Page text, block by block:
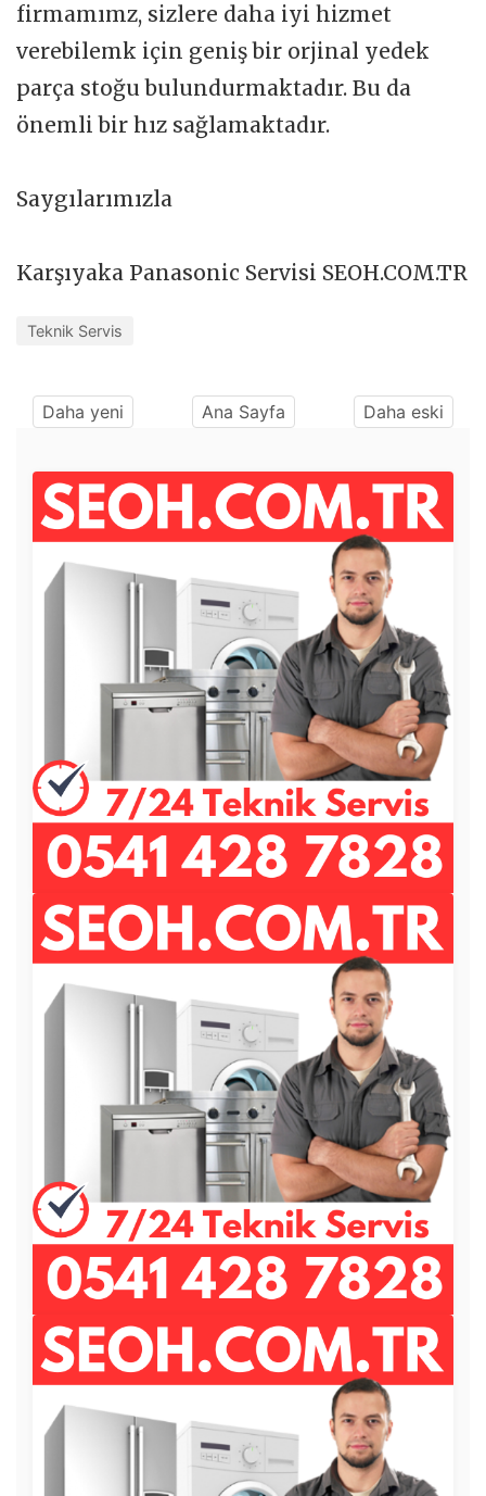
firmamımz, sizlere daha iyi hizmet
verebilemk için geniş bir orjinal yedek
parça stoğu bulundurmaktadır. Bu da
önemli bir hız sağlamaktadır.
Saygılarımızla
Karşıyaka Panasonic Servisi SEOH.COM.TR
Teknik Servis
Daha yeni Ana Sayfa Daha eski